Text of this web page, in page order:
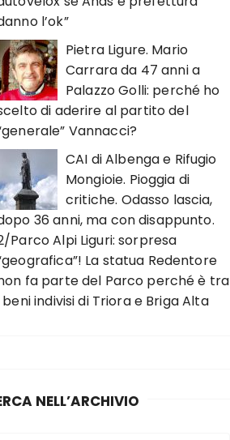
l’ok”
Pietra Ligure. Mario
Carrara da 47 anni a
Palazzo Golli: perché ho
di aderire al partito del
Vannacci?
CAI di Albenga e Rifugio
Mongioie. Pioggia di
critiche. Odasso lascia,
36 anni, ma con disappunto.
Parco Alpi Liguri: sorpresa
La statua Redentore
fa parte del Parco perché è tra
beni indivisi di Triora e Briga Alta
NELL’ARCHIVIO